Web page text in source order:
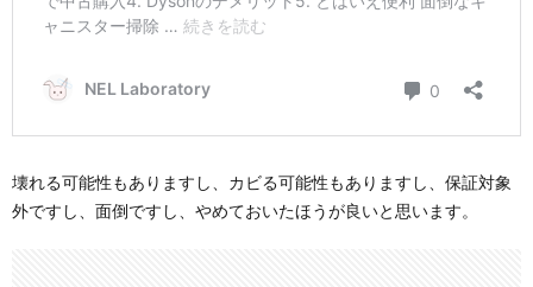
壊れる可能性もありますし、カビる可能性もありますし、保証対象
外ですし、面倒ですし、やめておいたほうが良いと思います。